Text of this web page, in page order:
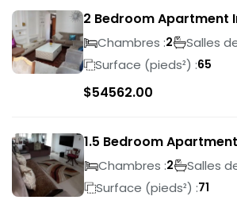
2 Bedroom Apartment
Chambres :2 Salles
Surface (pieds²) :65
$54562.00
1.5 Bedroom
Chambres :2 Salles
Surface (pieds²) :71